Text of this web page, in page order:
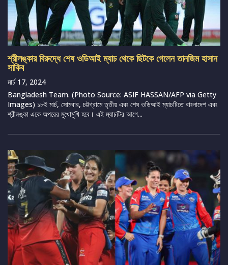
শ্রীলঙ্কার বিরুদ্ধে শেষ ওডিআই ম্যাচ থেকে ছিটকে গেলেন তানজিম হাসান
সাকিব
মার্চ 17, 2024
Bangladesh Team. (Photo Source: ASIF HASSAN/AFP via Getty
Images) ১৮ই মার্চ, সোমবার, চট্টগ্রামে তৃতীয় এবং শেষ ওডিআই ম্যাচটিতে বাংলাদেশ এবং
শ্রীলঙ্কা একে অপরের মুখোমুখি হবে। এই ম্যাচটির আগে...